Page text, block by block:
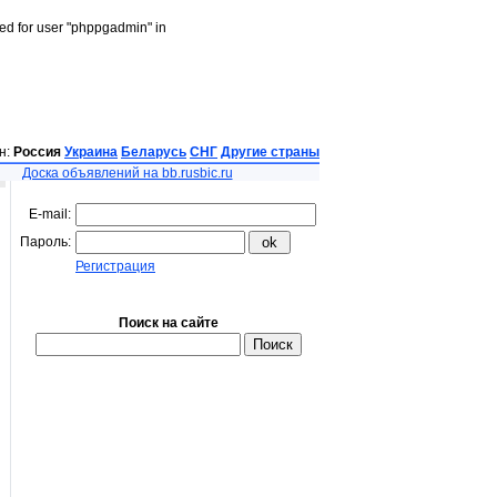
for user "phppgadmin" in
Россия Украина Беларусь СНГ Другие страны
Доска объявлений на bb.rusbic.ru
E-mail:
Пароль:
Регистрация
Поиск на сайте